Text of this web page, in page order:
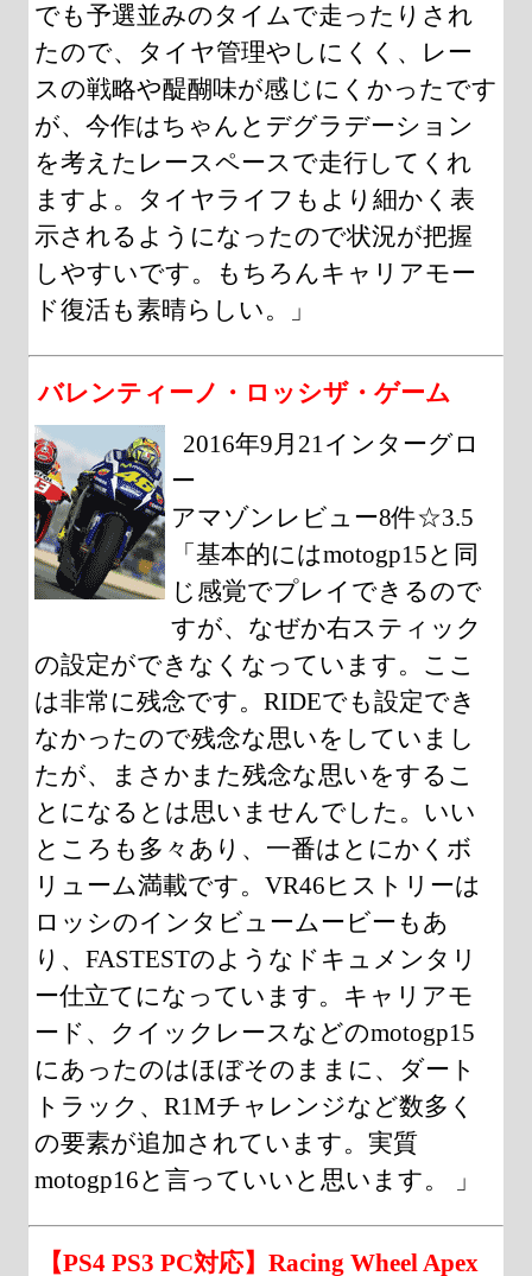
でも予選並みのタイムで走ったりされ
たので、タイヤ管理やしにくく、レー
スの戦略や醍醐味が感じにくかったです
が、今作はちゃんとデグラデーション
を考えたレースペースで走行してくれ
ますよ。タイヤライフもより細かく表
示されるようになったので状況が把握
しやすいです。もちろんキャリアモー
ド復活も素晴らしい。」
バレンティーノ・ロッシザ・ゲーム
2016年9月21インターグロ
ー
アマゾンレビュー8件☆3.5
「基本的にはmotogp15と同
じ感覚でプレイできるので
すが、なぜか右スティック
の設定ができなくなっています。ここ
は非常に残念です。RIDEでも設定でき
なかったので残念な思いをしていまし
たが、まさかまた残念な思いをするこ
とになるとは思いませんでした。いい
ところも多々あり、一番はとにかくボ
リューム満載です。VR46ヒストリーは
ロッシのインタビュームービーもあ
り、FASTESTのようなドキュメンタリ
ー仕立てになっています。キャリアモ
ード、クイックレースなどのmotogp15
にあったのはほぼそのままに、ダート
トラック、R1Mチャレンジなど数多く
の要素が追加されています。実質
motogp16と言っていいと思います。 」
【PS4 PS3 PC対応】Racing Wheel Apex